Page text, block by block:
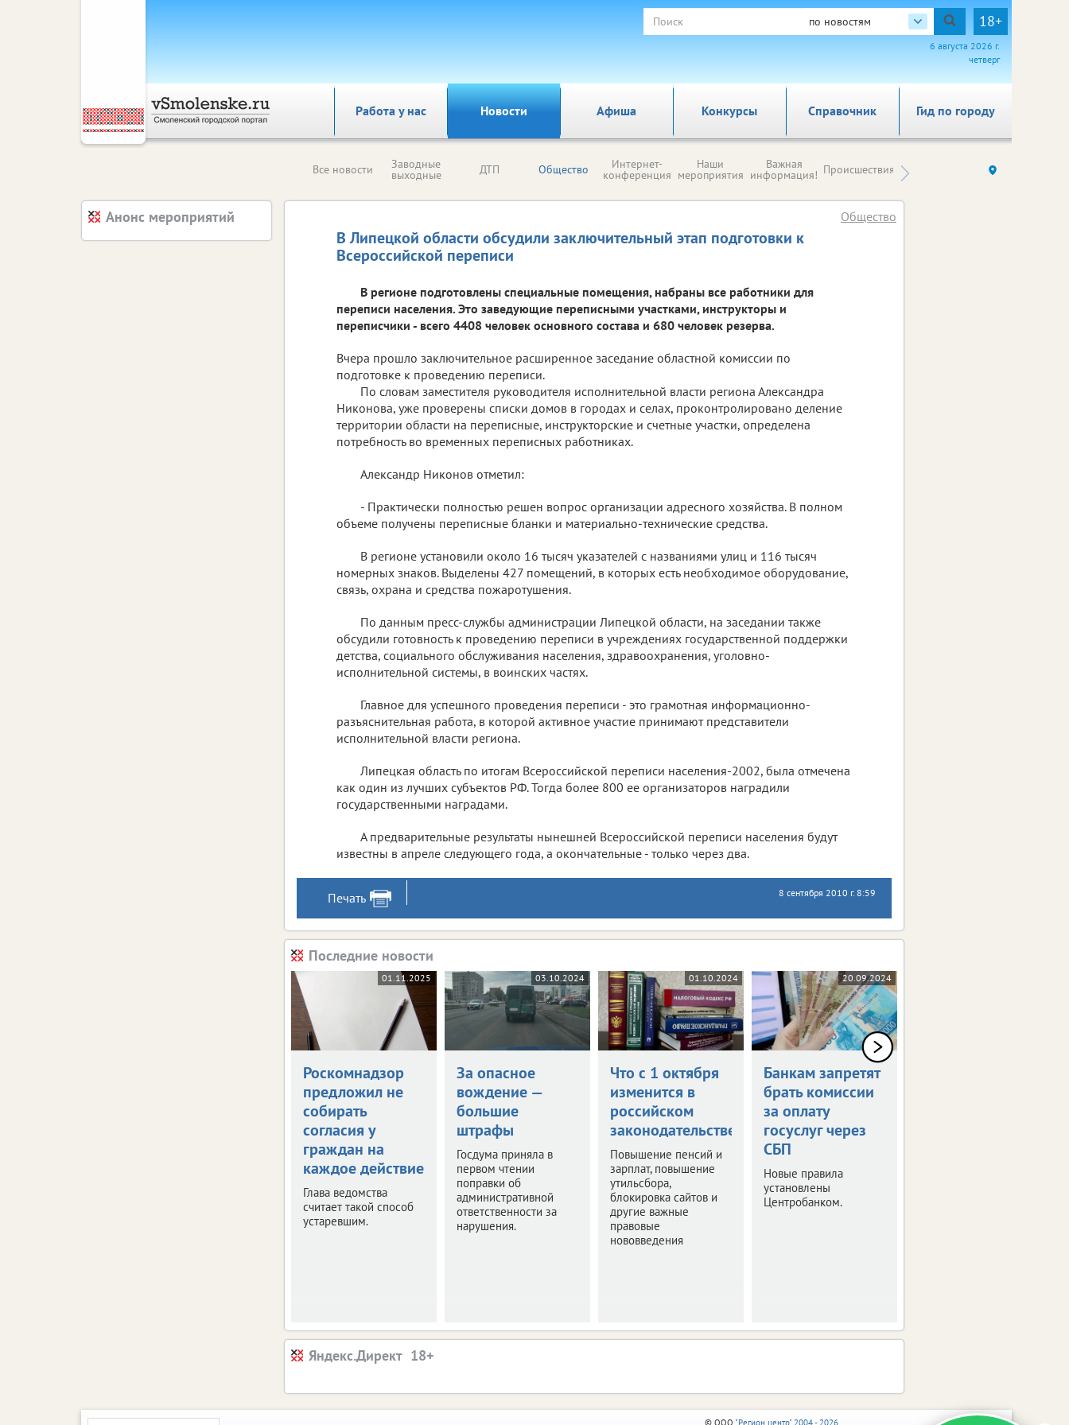
по новостям 18+
6 августа 2026 г.
четверг
Работа у нас Новости Афиша Справочник Гид по городу
Конкурсы
Все новости Заводные
выходные ДТП Общество Интернет-
конференция
Наши
мероприятия
Важная
информация! Происшествия Здоровье компаний (на
В Липецкой области обсудили заключительный этап подготовки к
Всероссийской переписи
Общество
В регионе подготовлены специальные помещения, набраны все работники для
переписи населения. Это заведующие переписными участками, инструкторы и
переписчики - всего 4408 человек основного состава и 680 человек резерва.
Вчера прошло заключительное расширенное заседание областной комиссии по
подготовке к проведению переписи.
По словам заместителя руководителя исполнительной власти региона Александра
Никонова, уже проверены списки домов в городах и селах, проконтролировано деление
территории области на переписные, инструкторские и счетные участки, определена
потребность во временных переписных работниках.
Александр Никонов отметил:
- Практически полностью решен вопрос организации адресного хозяйства. В полном
объеме получены переписные бланки и материально-технические средства.
В регионе установили около 16 тысяч указателей с названиями улиц и 116 тысяч
номерных знаков. Выделены 427 помещений, в которых есть необходимое оборудование,
связь, охрана и средства пожаротушения.
По данным пресс-службы администрации Липецкой области, на заседании также
обсудили готовность к проведению переписи в учреждениях государственной поддержки
детства, социального обслуживания населения, здравоохранения, уголовно-
исполнительной системы, в воинских частях.
Главное для успешного проведения переписи - это грамотная информационно-
разъяснительная работа, в которой активное участие принимают представители
исполнительной власти региона.
Липецкая область по итогам Всероссийской переписи населения-2002, была отмечена
как один из лучших субъектов РФ. Тогда более 800 ее организаторов наградили
государственными наградами.
А предварительные результаты нынешней Всероссийской переписи населения будут
известны в апреле следующего года, а окончательные - только через два.
Печать 8 сентября 2010 г. 8:59
Последние новости
01.11.2025
Роскомнадзор
предложил не
собирать
согласия у
граждан на
каждое действие
Глава ведомства
считает такой способ
устаревшим.
03.10.2024
За опасное
вождение —
большие
штрафы
Госдума приняла в
первом чтении
поправки об
административной
ответственности за
нарушения.
01.10.2024
Что с 1 октября
изменится в
российском
законодательстве
Повышение пенсий и
зарплат, повышение
утильсбора,
блокировка сайтов и
другие важные
правовые
нововведения
20.09.2024
Банкам запретят
брать комиссии
за оплату
госуслуг через
СБП
Новые правила
установлены
Центробанком.
Яндекс.Директ
Анонс мероприятий
© ООО "Регион центр" 2004 - 2026